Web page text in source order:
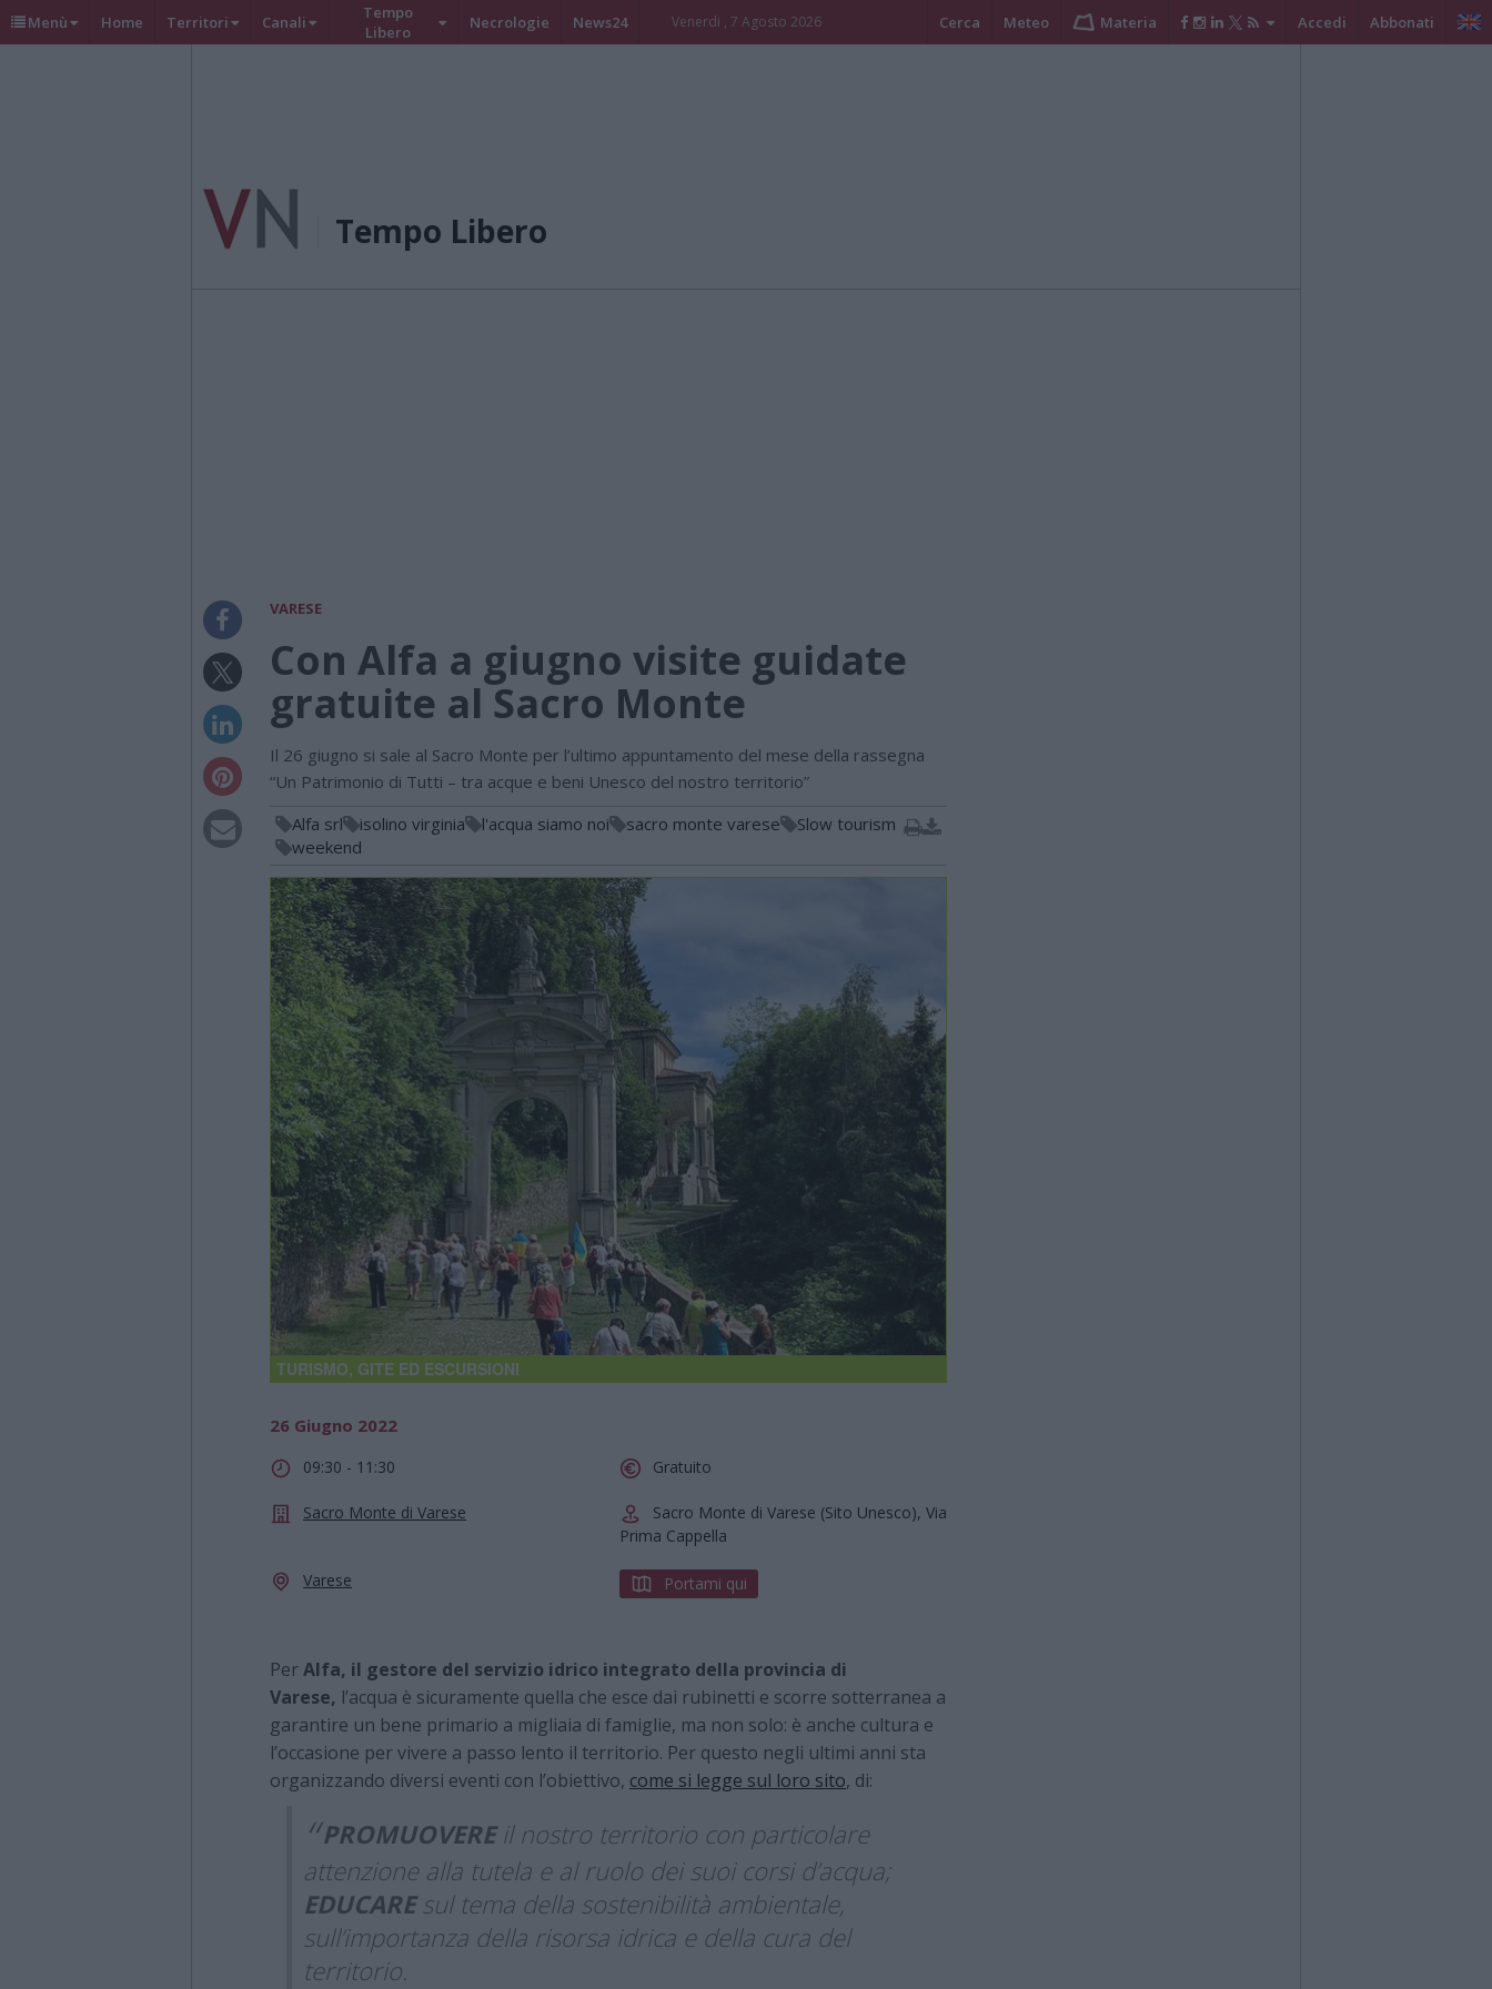
Menù Home Territori Canali
Tempo
Libero
Necrologie News24 Venerdi , 7 Agosto 2026 Cerca Meteo Materia Accedi Abbonati
Tempo Libero
VARESE
Con Alfa a giugno visite guidate
gratuite al Sacro Monte
Il 26 giugno si sale al Sacro Monte per l’ultimo appuntamento del mese della rassegna
“Un Patrimonio di Tutti – tra acque e beni Unesco del nostro territorio”
Alfa srl
isolino virginia l'acqua siamo noi sacro monte varese
Slow tourism
weekend
TURISMO, GITE ED ESCURSIONI
26 Giugno 2022
09:30 - 11:30 Gratuito
Sacro Monte di Varese
Sacro Monte di Varese (Sito Unesco), Via
Prima Cappella
Varese Portami qui
PerAlfa, il gestore del servizio idrico integrato della provincia di
Varese, l’acqua è sicuramente quella che esce dai rubinetti e scorre sotterranea a
garantire un bene primario a migliaia di famiglie, ma non solo: è anche cultura e
l’occasione per vivere a passo lento il territorio. Per questo negli ultimi anni sta
organizzando diversi eventi con l’obiettivo, come si legge sul loro sito, di:
PROMUOVEREil nostro territorio con particolare
attenzione alla tutela e al ruolo dei suoi corsi d’acqua;
EDUCAREsul tema della sostenibilità ambientale,
sull’importanza della risorsa idrica e della cura del
territorio.